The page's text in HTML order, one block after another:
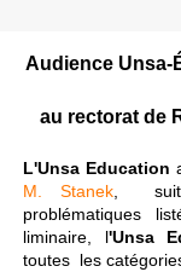
Audience Unsa-
au rectorat de
L'Unsa Education
M. Stanek ,
problématiques
liminaire, l'Unsa
toutes les